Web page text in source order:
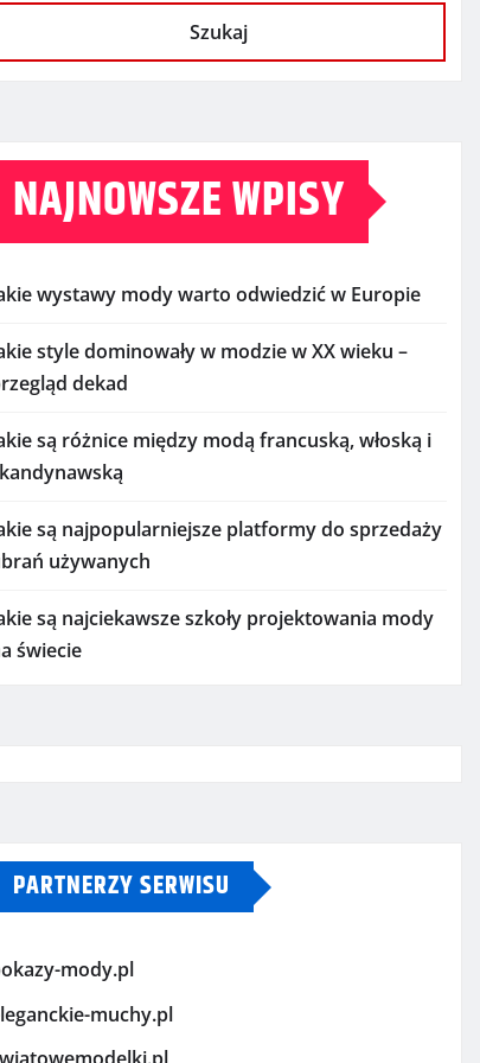
Szukaj
NAJNOWSZE WPISY
wystawy mody warto odwiedzić w Europie
style dominowały w modzie w XX wieku –
dekad
są różnice między modą francuską, włoską i
są najpopularniejsze platformy do sprzedaży
używanych
są najciekawsze szkoły projektowania mody
świecie
PARTNERZY SERWISU
mody.pl
muchy.pl